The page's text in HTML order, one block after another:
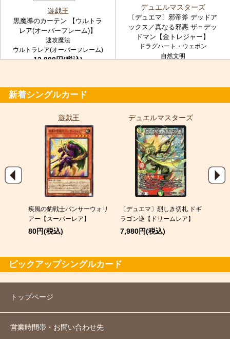
遊戯王
黒魔導のカーテン 【ウルトラ
レア(オーバーフレーム)】
速攻魔法
ウルトラレア(オーバーフレーム)
12,800円(税込)
デュエルマスターズ
〔デュエマ〕邪帝斧 デッドア
ックス／真なる邪悪 ザ＝デッ
ドマン【金トレジャー】
ドラグハート・ウェポン
自然文明
新着シングルカード
遊戯王
疾風の豹戦士パンサーウォリ
アー【スーパーレア】
80円(税込)
デュエルマスターズ
〔デュエマ〕烈しき切札 ドギ
ラゴン逆【ドリームレア】
7,980円(税込)
ピックアップシングルカード
トップページ
営業時間帯・お問い合わせ先